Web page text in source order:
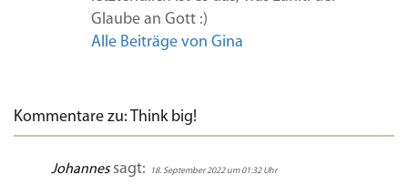
Glaube an Gott :)
Alle Beiträge von Gina
Kommentare zu: Think big!
Johannes sagt: 18. September 2022 um 01:32 Uhr